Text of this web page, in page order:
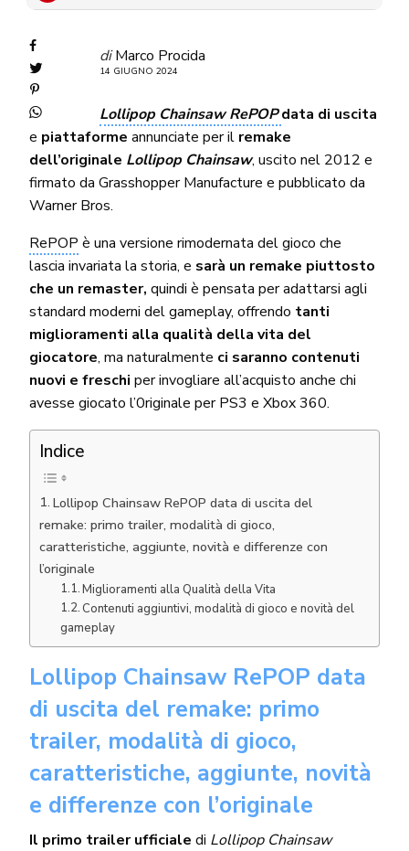
di Marco Procida
14 GIUGNO 2024
Lollipop Chainsaw RePOP data di uscita
e piattaforme annunciate per il remake
dell’originale Lollipop Chainsaw, uscito nel 2012 e
firmato da Grasshopper Manufacture e pubblicato da
Warner Bros.
RePOP è una versione rimodernata del gioco che
lascia invariata la storia, e sarà un remake piuttosto
che un remaster, quindi è pensata per adattarsi agli
standard moderni del gameplay, offrendo tanti
miglioramenti alla qualità della vita del
giocatore, ma naturalmente ci saranno contenuti
nuovi e freschi per invogliare all’acquisto anche chi
avesse giocato l’0riginale per PS3 e Xbox 360.
Indice
Lollipop Chainsaw RePOP data di uscita del
remake: primo trailer, modalità di gioco,
caratteristiche, aggiunte, novità e differenze con
l’originale
Miglioramenti alla Qualità della Vita
Contenuti aggiuntivi, modalità di gioco e novità del
gameplay
Lollipop Chainsaw RePOP data
di uscita del remake: primo
trailer, modalità di gioco,
caratteristiche, aggiunte, novità
e differenze con l’originale
Il primo trailer ufficiale di Lollipop Chainsaw